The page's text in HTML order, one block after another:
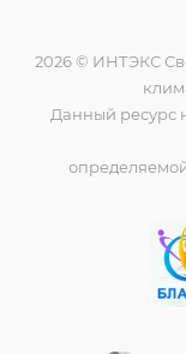
2026 © ИНТЭКС
Данный ресурс